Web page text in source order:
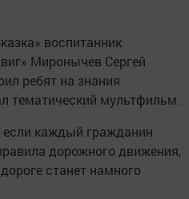
воспитанник
Миронычев Сергей
ребят на знания
тематический мультфильм.
каждый гражданин
дорожного движения,
станет намного